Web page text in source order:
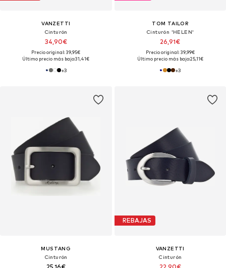
VANZETTI
Cinturón
34,90€
Precio original: 39,95€
Último precio más bajo:31,41€
+3
TOM TAILOR
Cinturón 'HELEN'
26,91€
Precio original: 39,99€
Último precio más bajo:25,11€
+3
MUSTANG
Cinturón
REBAJAS
VANZETTI
Cinturón